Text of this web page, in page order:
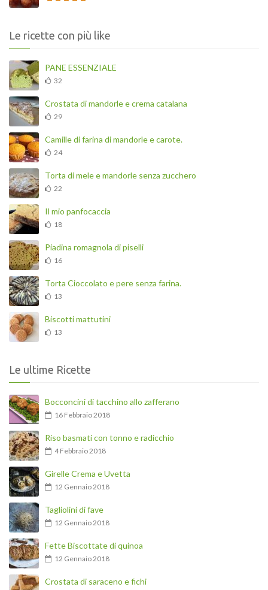
Le ricette con più like
PANE ESSENZIALE
32
Crostata di mandorle e crema catalana
29
Camille di farina di mandorle e carote.
24
Torta di mele e mandorle senza zucchero
22
Il mio panfocaccia
18
Piadina romagnola di piselli
16
Torta Cioccolato e pere senza farina.
13
Biscotti mattutini
13
Le ultime Ricette
Bocconcini di tacchino allo zafferano
16 Febbraio 2018
Riso basmati con tonno e radicchio
4 Febbraio 2018
Girelle Crema e Uvetta
12 Gennaio 2018
Tagliolini di fave
12 Gennaio 2018
Fette Biscottate di quinoa
12 Gennaio 2018
Crostata di saraceno e fichi